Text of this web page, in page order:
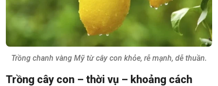
Trồng chanh vàng Mỹ từ cây con khỏe, rễ mạnh, dễ thuần.
Trồng cây con – thời vụ – khoảng cách